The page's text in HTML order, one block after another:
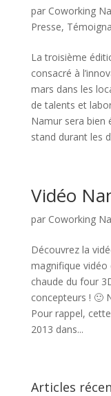
par Coworking
Presse,
La troisième
consacré à
mars dans les
de talents et
Namur sera bien
stand durant les
Vidéo
par Coworking
Découvrez la
magnifique
chaude du four
concepteurs ! 🙂
Pour rappel,
2013 dans...
Articles